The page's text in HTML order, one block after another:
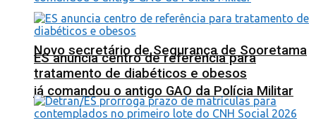
Novo secretário de Segurança de Sooretama
já comandou o antigo GAO da Polícia Militar
ES anuncia centro de referência para
tratamento de diabéticos e obesos